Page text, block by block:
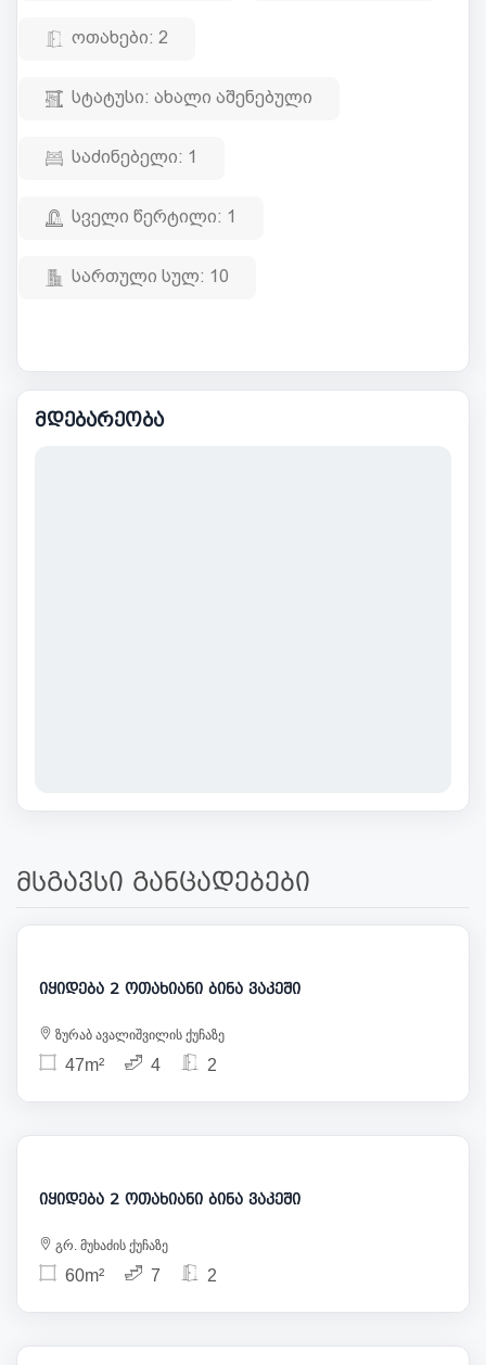
ოთახები: 2
სტატუსი: ახალი აშენებული
საძინებელი: 1
სველი წერტილი: 1
სართული სულ: 10
მდებარეობა
მსგავსი განცადებები
188 000
იყიდება 2 ოთახიანი ბინა ვაკეში
ზურაბ ავალიშვილის ქუჩაზე
47m² 4 2
245 000
იყიდება 2 ოთახიანი ბინა ვაკეში
გრ. მუხაძის ქუჩაზე
60m² 7 2
227 000